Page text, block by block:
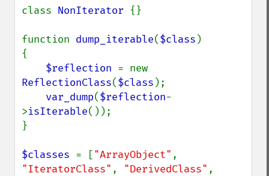
class NonIterator {}
function dump_iterable($class )
{
$reflection
ReflectionClass($class );
var_dump($reflection-
>isIterable());
}
$classes = ["ArrayObject"
"IteratorClass" , "DerivedClass"